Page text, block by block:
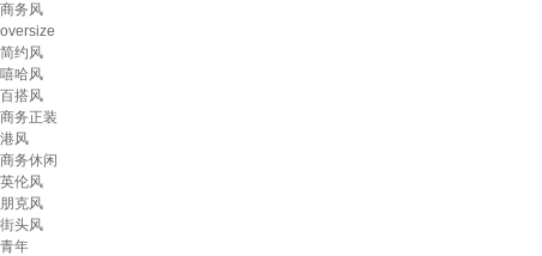
商务风
oversize
简约风
嘻哈风
百搭风
商务正装
港风
商务休闲
英伦风
朋克风
街头风
青年